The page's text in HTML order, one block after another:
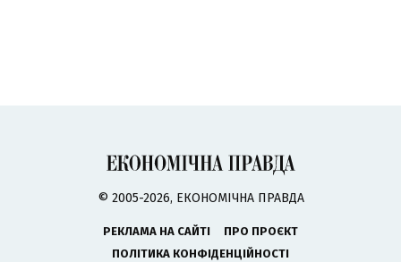
© 2005-2026, ЕКОНОМІЧНА ПРАВДА
РЕКЛАМА НА САЙТІ
ПРО ПРОЄКТ
ПОЛІТИКА КОНФІДЕНЦІЙНОСТІ